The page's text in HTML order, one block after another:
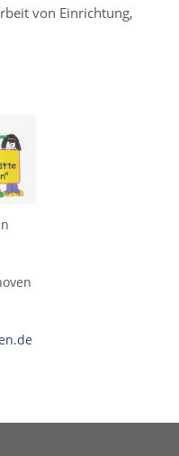
von Einrichtung,